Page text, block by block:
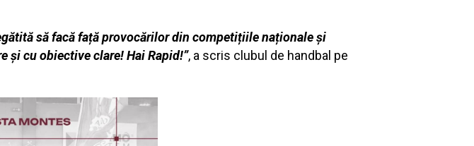
să facă față provocărilor din competițiile naționale și
și cu obiective clare! Hai Rapid!”, a scris clubul de handbal pe